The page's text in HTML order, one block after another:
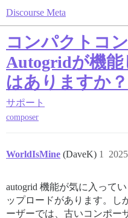
Discourse Meta
コンパクトコ
Autogridが機
はありますか？
サポート
composer
WorldIsMine (DaveK) 1
autogrid 機能が気に入って
ップロードがあります。し
ーザーでは、古いコンポー